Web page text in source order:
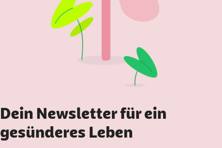
Dein Newsletter für ein
gesünderes Leben